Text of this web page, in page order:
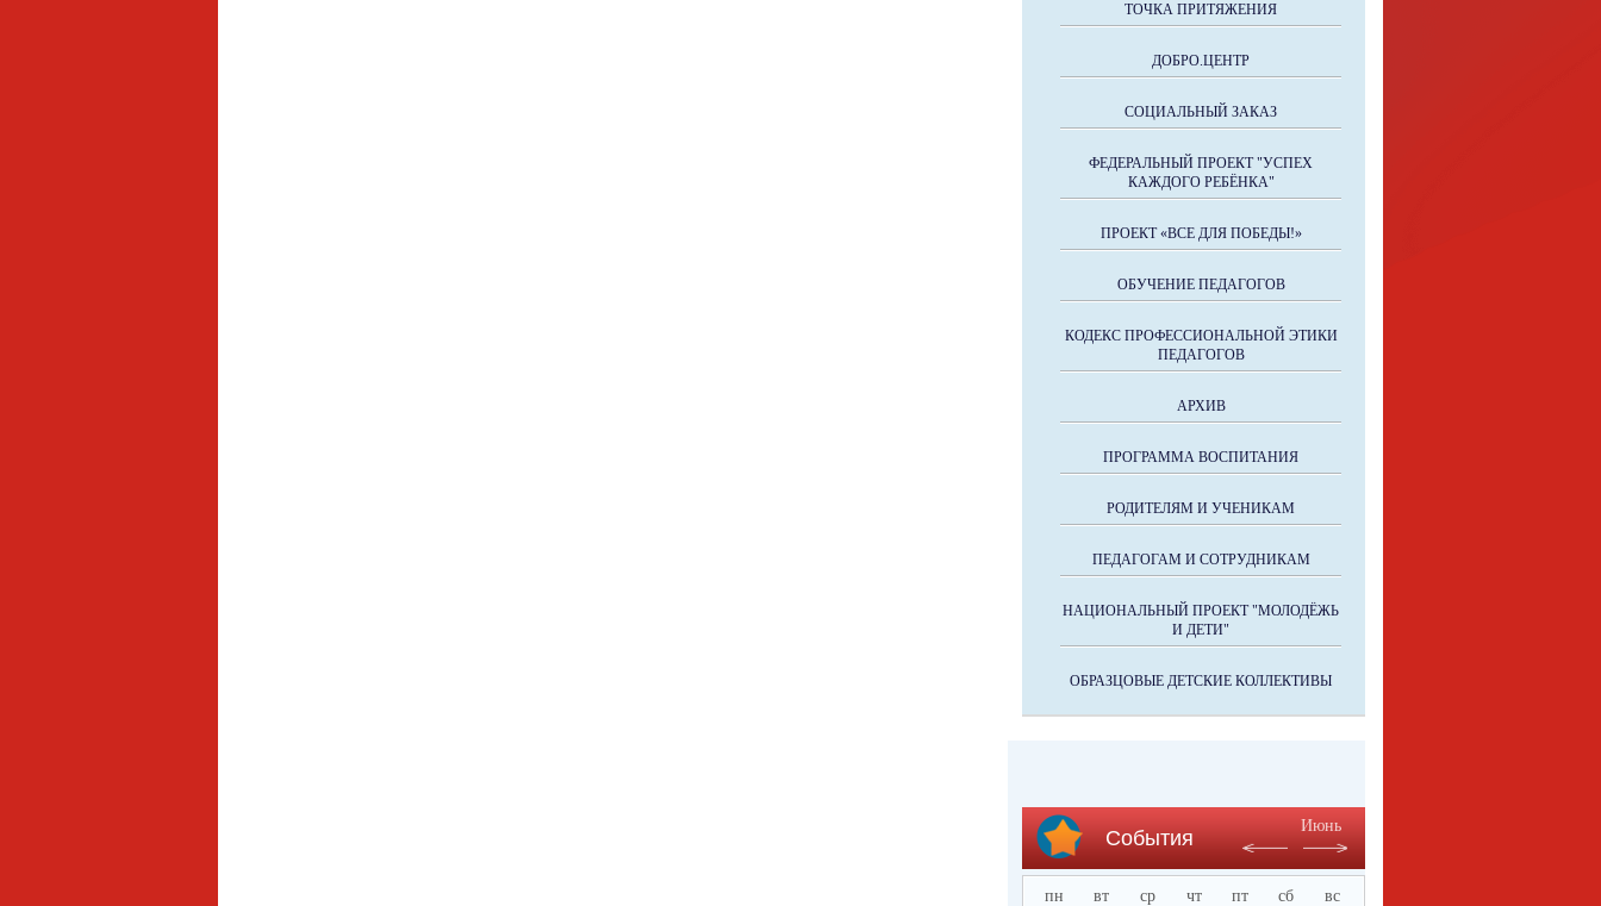
ТОЧКА ПРИТЯЖЕНИЯ
ДОБРО.ЦЕНТР
СОЦИАЛЬНЫЙ ЗАКАЗ
ФЕДЕРАЛЬНЫЙ ПРОЕКТ "УСПЕХ
КАЖДОГО РЕБЁНКА"
ПРОЕКТ «ВСЕ ДЛЯ ПОБЕДЫ!»
ОБУЧЕНИЕ ПЕДАГОГОВ
КОДЕКС ПРОФЕССИОНАЛЬНОЙ ЭТИКИ
ПЕДАГОГОВ
АРХИВ
ПРОГРАММА ВОСПИТАНИЯ
РОДИТЕЛЯМ И УЧЕНИКАМ
ПЕДАГОГАМ И СОТРУДНИКАМ
НАЦИОНАЛЬНЫЙ ПРОЕКТ "МОЛОДЁЖЬ
И ДЕТИ"
ОБРАЗЦОВЫЕ ДЕТСКИЕ КОЛЛЕКТИВЫ
События
Июнь
пн вт ср чт пт сб вс